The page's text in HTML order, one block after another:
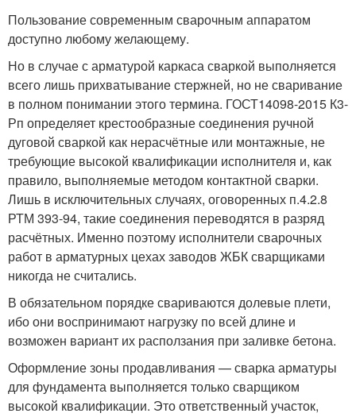
Пользование современным сварочным аппаратом
доступно любому желающему.
Но в случае с арматурой каркаса сваркой выполняется
всего лишь прихватывание стержней, но не сваривание
в полном понимании этого термина. ГОСТ14098-2015 К3-
Рп определяет крестообразные соединения ручной
дуговой сваркой как нерасчётные или монтажные, не
требующие высокой квалификации исполнителя и, как
правило, выполняемые методом контактной сварки.
Лишь в исключительных случаях, оговоренных п.4.2.8
РТМ 393-94, такие соединения переводятся в разряд
расчётных. Именно поэтому исполнители сварочных
работ в арматурных цехах заводов ЖБК сварщиками
никогда не считались.
В обязательном порядке свариваются долевые плети,
ибо они воспринимают нагрузку по всей длине и
возможен вариант их расползания при заливке бетона.
Оформление зоны продавливания — сварка арматуры
для фундамента выполняется только сварщиком
высокой квалификации. Это ответственный участок,